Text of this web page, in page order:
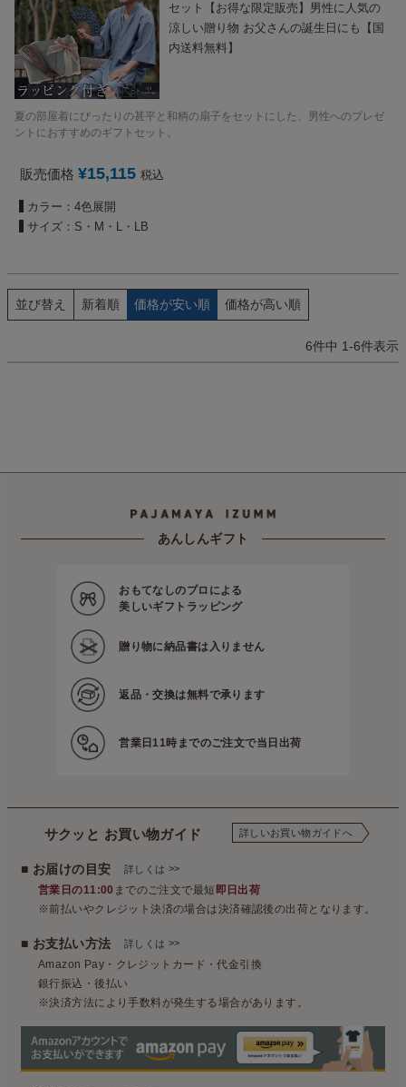
セット【お得な限定販売】男性に人気の
涼しい贈り物 お父さんの誕生日にも【国
内送料無料】
夏の部屋着にぴったりの甚平と和柄の扇子をセットにした、男性へのプレゼ
ントにおすすめのギフトセット。
販売価格 ¥15,115 税込
カラー：4色展開
サイズ：S・M・L・LB
並び替え 新着順 価格が安い順 価格が高い順
6件中 1-6件表示
あんしんギフト
おもてなしのプロによる
美しいギフトラッピング
贈り物に納品書は入りません
返品・交換は無料で承ります
営業日11時までのご注文で当日出荷
サクッと お買い物ガイド 詳しいお買い物ガイドへ
■ お届けの目安 詳しくは >>
営業日の11:00 までのご注文で最短 即日出荷
※前払いやクレジット決済の場合は決済確認後の出荷となります。
■ お支払い方法 詳しくは >>
Amazon Pay・クレジットカード・代金引換
銀行振込・後払い
※決済方法により手数料が発生する場合があります。